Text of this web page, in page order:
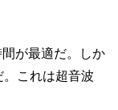
が最適だ。しか
これは超音波